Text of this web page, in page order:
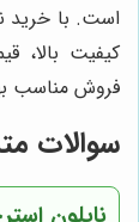
است. با خرید
کیفیت
فروش مناسب
سوالات